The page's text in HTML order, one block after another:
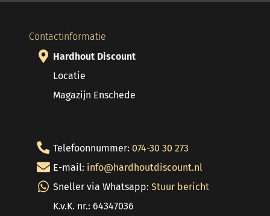
Contactinformatie
Hardhout Discount
Locatie
Magazijn Enschede
Telefoonnummer: 074-30 30 273
E-mail: info@hardhoutdiscount.nl
Sneller via Whatsapp: Stuur bericht
K.v.K. nr.: 64347036